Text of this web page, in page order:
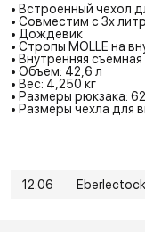
• Встроенный чехол
• Совместим с 3х
• Дождевик
• Стропы MOLLE на
• Внутренняя
• Объем: 42,6 л
• Вес: 4,250 кг
• Размеры рюкзака:
• Размеры чехла для
12.06 Eberlectock